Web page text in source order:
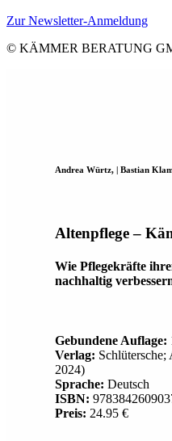
Zur Newsletter-Anmeldung
© KÄMMER BERATUNG
Andrea Würtz, | Bastian
Altenpflege –
Wie Pflegekräfte
nachhaltig
Gebundene Auflage:
Verlag:
2024)
Sprache: Deutsch
ISBN:
Preis: 24.95 €